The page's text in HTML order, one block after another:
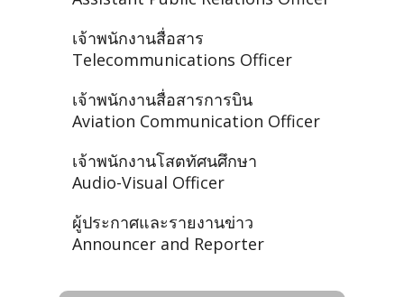
เจ้าพนักงานสื่อสาร
Telecommunications Officer
เจ้าพนักงานสื่อสารการบิน
Aviation Communication Officer
เจ้าพนักงานโสตทัศนศึกษา
Audio-Visual Officer
ผู้ประกาศและรายงานข่าว
Announcer and Reporter